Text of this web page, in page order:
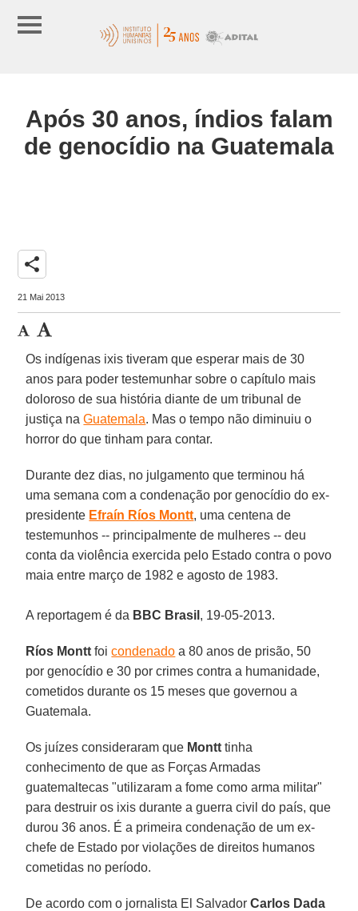
Após 30 anos, índios falam
de genocídio na Guatemala
share
21 Mai 2013
Os indígenas ixis tiveram que esperar mais de 30
anos para poder testemunhar sobre o capítulo mais
doloroso de sua história diante de um tribunal de
justiça naGuatemala. Mas o tempo não diminuiu o
horror do que tinham para contar.
Durante dez dias, no julgamento que terminou há
uma semana com a condenação por genocídio do ex-
presidente Efraín Ríos Montt, uma centena de
testemunhos -- principalmente de mulheres -- deu
conta da violência exercida pelo Estado contra o povo
maia entre março de 1982 e agosto de 1983.
A reportagem é da BBC Brasil , 19-05-2013.
Ríos Montt foicondenado a 80 anos de prisão, 50
por genocídio e 30 por crimes contra a humanidade,
cometidos durante os 15 meses que governou a
Guatemala.
Os juízes consideraram que Montt tinha
conhecimento de que as Forças Armadas
guatemaltecas "utilizaram a fome como arma militar"
para destruir os ixis durante a guerra civil do país, que
durou 36 anos. É a primeira condenação de um ex-
chefe de Estado por violações de direitos humanos
cometidas no período.
De acordo com o jornalista El SalvadorCarlos Dada